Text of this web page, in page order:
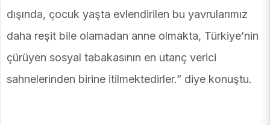
dışında, çocuk yaşta evlendirilen bu yavrularımız
daha reşit bile olamadan anne olmakta, Türkiye’nin
çürüyen sosyal tabakasının en utanç verici
sahnelerinden birine itilmektedirler.” diye konuştu.